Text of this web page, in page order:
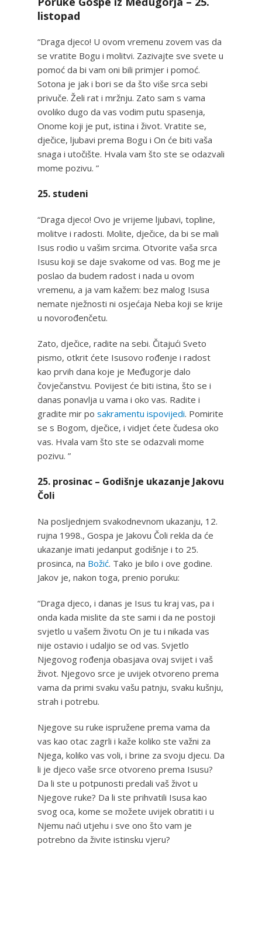
listopad
“Draga djeco! U ovom vremenu zovem vas da
se vratite Bogu i molitvi. Zazivajte sve svete u
pomoć da bi vam oni bili primjer i pomoć.
Sotona je jak i bori se da što više srca sebi
privuče. Želi rat i mržnju. Zato sam s vama
ovoliko dugo da vas vodim putu spasenja,
Onome koji je put, istina i život. Vratite se,
dječice, ljubavi prema Bogu i On će biti vaša
snaga i utočište. Hvala vam što ste se odazvali
mome pozivu. ”
25. studeni
“Draga djeco! Ovo je vrijeme ljubavi, topline,
molitve i radosti. Molite, dječice, da bi se mali
Isus rodio u vašim srcima. Otvorite vaša srca
Isusu koji se daje svakome od vas. Bog me je
poslao da budem radost i nada u ovom
vremenu, a ja vam kažem: bez malog Isusa
nemate nježnosti ni osjećaja Neba koji se krije
u novorođenčetu.
Zato, dječice, radite na sebi. Čitajući Sveto
pismo, otkrit ćete Isusovo rođenje i radost
kao prvih dana koje je Međugorje dalo
čovječanstvu. Povijest će biti istina, što se i
danas ponavlja u vama i oko vas. Radite i
gradite mir po sakramentu ispovijedi. Pomirite
se s Bogom, dječice, i vidjet ćete čudesa oko
vas. Hvala vam što ste se odazvali mome
pozivu. ”
25. prosinac – Godišnje ukazanje Jakovu
Čoli
Na posljednjem svakodnevnom ukazanju, 12.
rujna 1998., Gospa je Jakovu Čoli rekla da će
ukazanje imati jedanput godišnje i to 25.
prosinca, na Božić. Tako je bilo i ove godine.
Jakov je, nakon toga, prenio poruku:
“Draga djeco, i danas je Isus tu kraj vas, pa i
onda kada mislite da ste sami i da ne postoji
svjetlo u vašem životu On je tu i nikada vas
nije ostavio i udaljio se od vas. Svjetlo
Njegovog rođenja obasjava ovaj svijet i vaš
život. Njegovo srce je uvijek otvoreno prema
vama da primi svaku vašu patnju, svaku kušnju,
strah i potrebu.
Njegove su ruke ispružene prema vama da
vas kao otac zagrli i kaže koliko ste važni za
Njega, koliko vas voli, i brine za svoju djecu. Da
li je djeco vaše srce otvoreno prema Isusu?
Da li ste u potpunosti predali vaš život u
Njegove ruke? Da li ste prihvatili Isusa kao
svog oca, kome se možete uvijek obratiti i u
Njemu naći utjehu i sve ono što vam je
potrebno da živite istinsku vjeru?